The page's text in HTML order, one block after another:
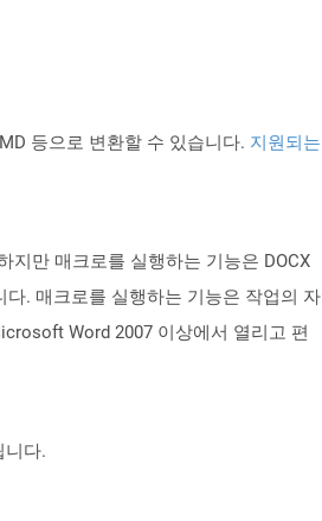
등으로 변환할 수 있습니다. 지원되는
지만 매크로를 실행하는 기능은 DOCX
. 매크로를 실행하는 기능은 작업의 자
Word 2007 이상에서 열리고 편
니다.